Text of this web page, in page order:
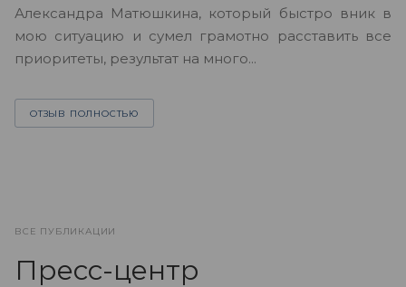
Александра Матюшкина, который быстро вник в
мою ситуацию и сумел грамотно расставить все
приоритеты, результат на много...
ОТЗЫВ ПОЛНОСТЬЮ
ВСЕ ПУБЛИКАЦИИ
Пресс-центр